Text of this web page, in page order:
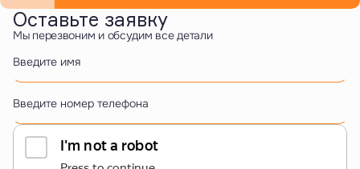
Оставьте заявку
Мы перезвоним и обсудим все детали
Введите имя
Введите номер телефона